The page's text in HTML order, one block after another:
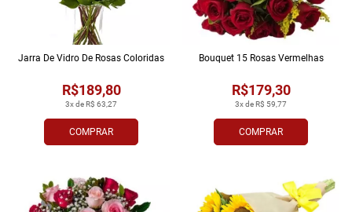
COMPRAR
3x de R$ 63,27
R$189,80
Jarra De Vidro De Rosas Coloridas
COMPRAR
3x de R$ 59,77
R$179,30
Bouquet 15 Rosas Vermelhas